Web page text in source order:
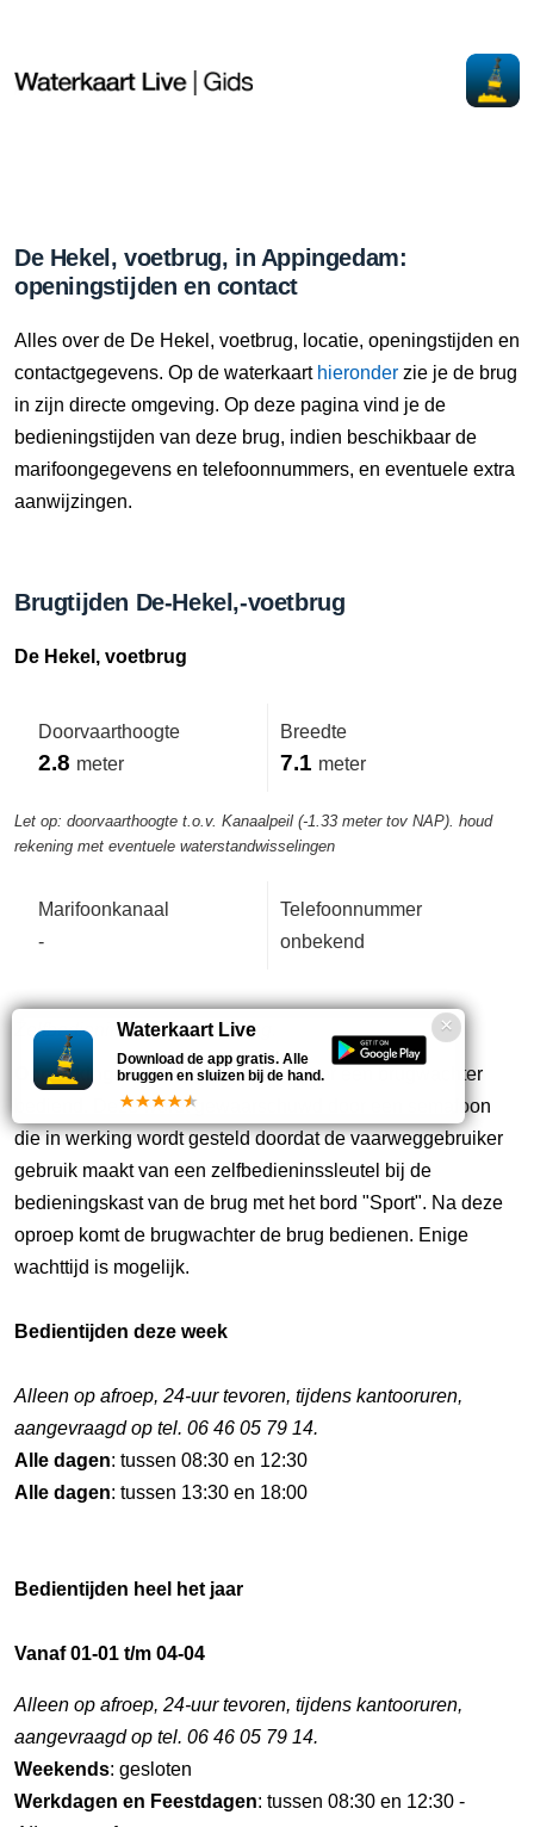
De Hekel, voetbrug, in Appingedam:
openingstijden en contact
Alles over de De Hekel, voetbrug, locatie, openingstijden en
contactgegevens. Op de waterkaart hieronder zie je de brug
in zijn directe omgeving. Op deze pagina vind je de
bedieningstijden van deze brug, indien beschikbaar de
marifoongegevens en telefoonnummers, en eventuele extra
aanwijzingen.
Brugtijden De-Hekel,-voetbrug
De Hekel, voetbrug
Doorvaarthoogte
2.8 meter
Breedte
7.1 meter
Let op: doorvaarthoogte t.o.v. Kanaalpeil (-1.33 meter tov NAP). houd
rekening met eventuele waterstandwisselingen
Marifoonkanaal
-
Telefoonnummer
onbekend
Zelfbediening. Handbediening.
Opmerking:De bruggen worden door één brugwachter
bediend. Deze wordt gewaarschuwd door een semafoon
die in werking wordt gesteld doordat de vaarweggebruiker
gebruik maakt van een zelfbedieninssleutel bij de
bedieningskast van de brug met het bord "Sport". Na deze
oproep komt de brugwachter de brug bedienen. Enige
wachttijd is mogelijk.
Bedientijden deze week
Alleen op afroep, 24-uur tevoren, tijdens kantooruren,
aangevraagd op tel. 06 46 05 79 14.
Alle dagen: tussen 08:30 en 12:30
Alle dagen: tussen 13:30 en 18:00
Bedientijden heel het jaar
Vanaf 01-01 t/m 04-04
Alleen op afroep, 24-uur tevoren, tijdens kantooruren,
aangevraagd op tel. 06 46 05 79 14.
Weekends: gesloten
Werkdagen en Feestdagen: tussen 08:30 en 12:30 -
Waterkaart Live
Download de app gratis. Alle
bruggen en sluizen bij de hand.